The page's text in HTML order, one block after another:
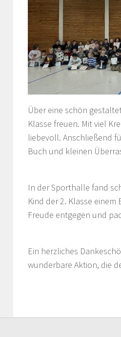
Über eine schön
Klasse freuen. Mit viel
liebevoll. Anschließend
Buch und kleinen
In der Sporthalle fand
Kind der 2. Klasse
Freude entgegen und
Ein herzliches
wunderbare Aktion, die